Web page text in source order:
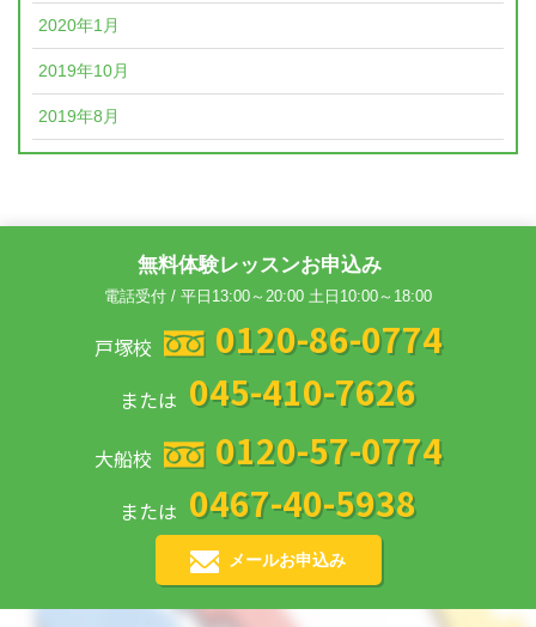
2020年1月
2019年10月
2019年8月
無料体験レッスンお申込み
電話受付 / 平日13:00～20:00 土日10:00～18:00
戸塚校 0120-86-0774
または 045-410-7626
大船校 0120-57-0774
または 0467-40-5938
メールお申込み